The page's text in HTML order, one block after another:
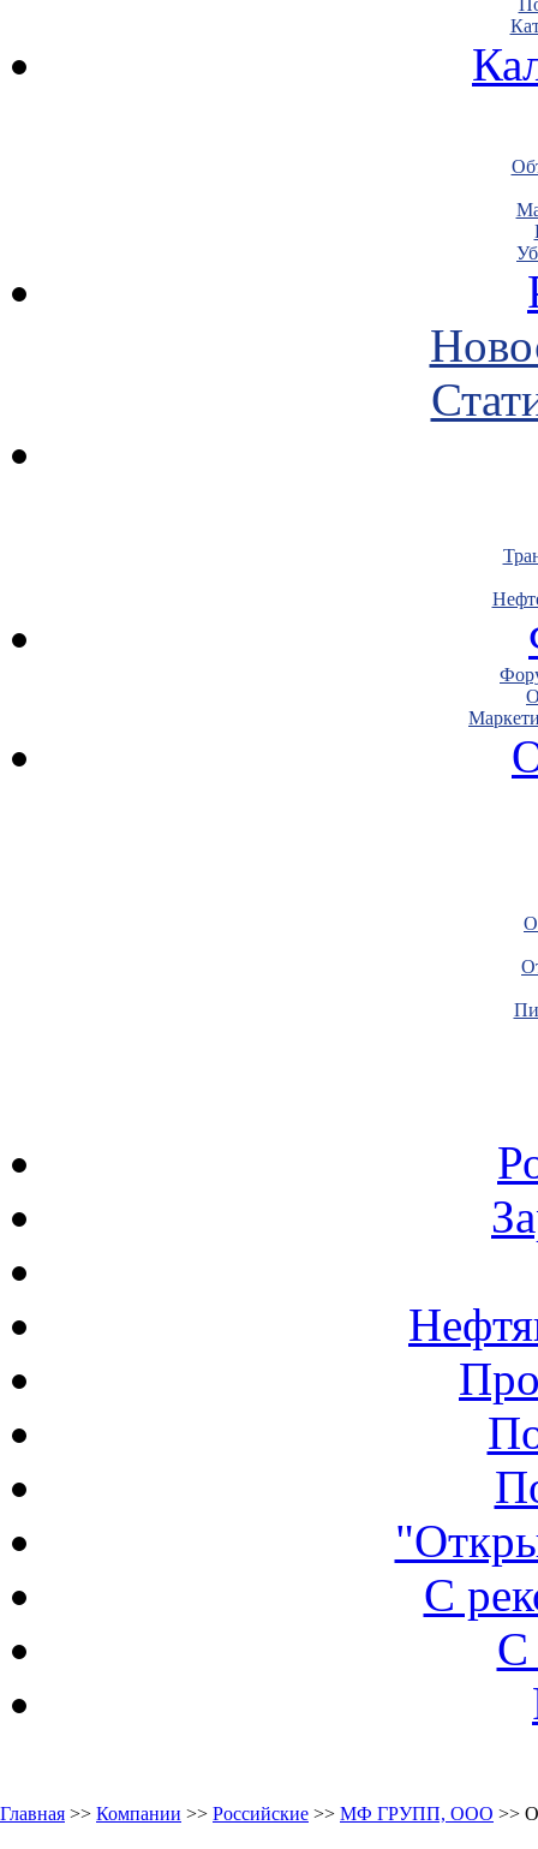
С
С
Главная >> Компании >> Российские >> МФ ГРУПП, ООО >>